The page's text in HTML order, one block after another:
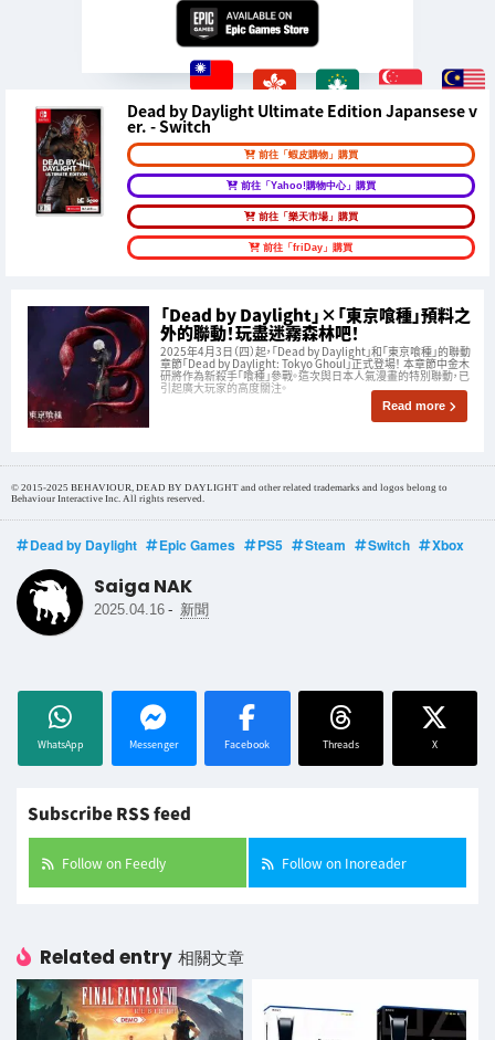
Dead by Daylight Ultimate Edition Japansese v
er. - Switch
前往「蝦皮購物」購買
前往「Yahoo!購物中心」購買
前往「樂天市場」購買
前往「friDay」購買
「Dead by Daylight」×「東京喰種」預料之
外的聯動！玩盡迷霧森林吧！
2025年4月3日（四）起，「Dead by Daylight」和「東京喰種」的聯動
章節「Dead by Daylight: Tokyo Ghoul」正式登場！ 本章節中金木
研將作為新殺手「喰種」參戰。這次與日本人氣漫畫的特別聯動，已
引起廣大玩家的高度關注。
Read more
© 2015-2025 BEHAVIOUR, DEAD BY DAYLIGHT and other related trademarks and logos belong to
Behaviour Interactive Inc. All rights reserved.
Dead by Daylight Epic Games PS5 Steam Switch Xbox
Saiga NAK
2025.04.16 - 新聞
WhatsApp Messenger Facebook Threads X
Subscribe RSS feed
Follow on Feedly Follow on Inoreader
Related entry 相關文章